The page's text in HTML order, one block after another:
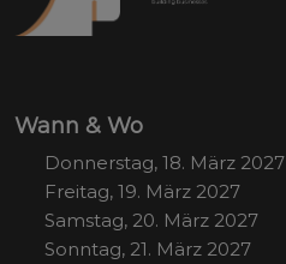
Wann & Wo
Donnerstag, 18. März 2027
Freitag, 19. März 2027
Samstag, 20. März 2027
Sonntag, 21. März 2027